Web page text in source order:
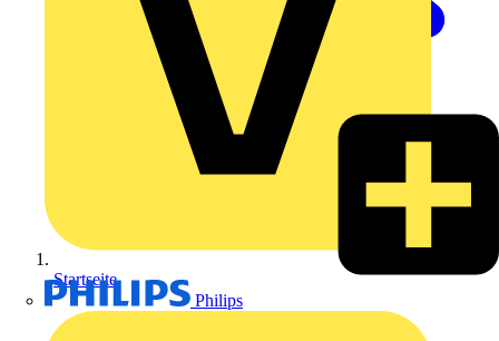
Philips
Startseite